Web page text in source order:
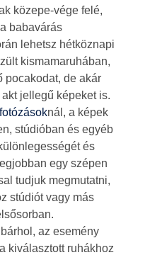
közepe-vége felé,
babavárás
lehetsz hétköznapi
kismamaruhában,
pocakodat, de akár
jellegű képeket is.
nál, a képek
stúdióban és egyéb
és
egy szépen
tudjuk megmutatni,
stúdiót vagy más
az esemény
kiválasztott ruhákhoz